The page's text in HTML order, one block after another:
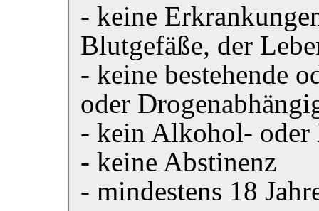
- keine
Blutgefäße, der
- keine bestehende
oder
- kein Alkohol- oder
- keine Abstinenz
- mindestens 18